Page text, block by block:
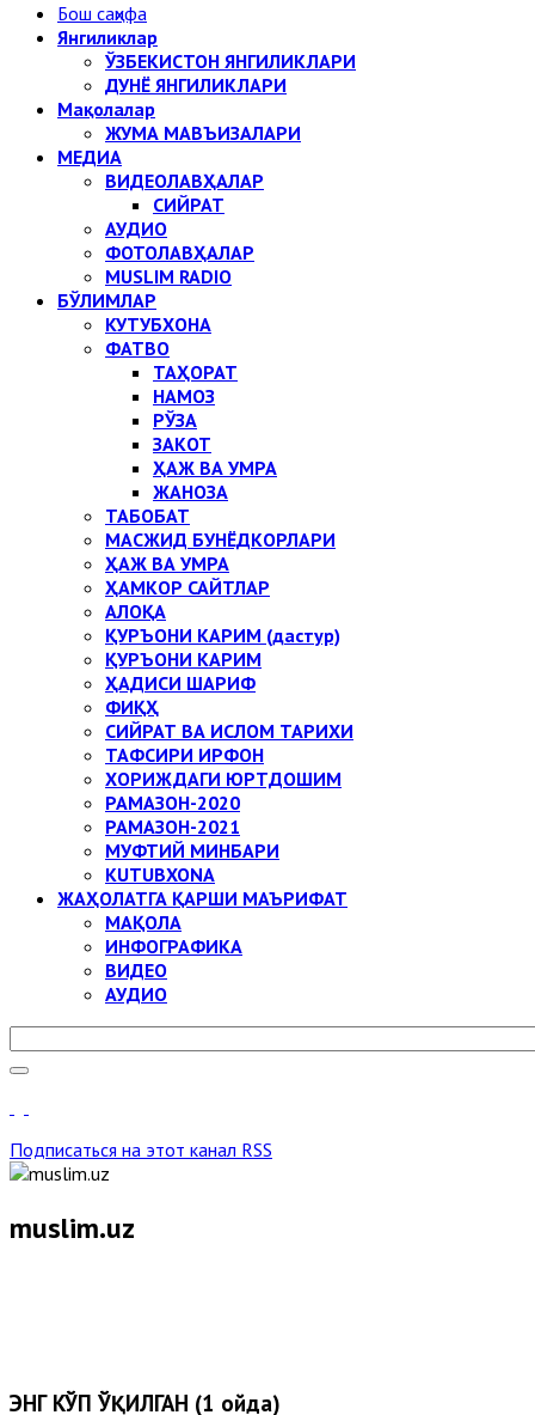
Бош саҳифа
Янгиликлар
ЎЗБЕКИСТОН ЯНГИЛИКЛАРИ
ДУНЁ ЯНГИЛИКЛАРИ
Мақолалар
ЖУМА МАВЪИЗАЛАРИ
МЕДИА
ВИДЕОЛАВҲАЛАР
СИЙРАТ
АУДИО
ФОТОЛАВҲАЛАР
MUSLIM RADIO
БЎЛИМЛАР
КУТУБХОНА
ФАТВО
ТАҲОРАТ
НАМОЗ
РЎЗА
ЗАКОТ
ҲАЖ ВА УМРА
ЖАНОЗА
ТАБОБАТ
МАСЖИД БУНЁДКОРЛАРИ
ҲАЖ ВА УМРА
ҲАМКОР САЙТЛАР
АЛОҚА
ҚУРЪОНИ КАРИМ (дастур)
ҚУРЪОНИ КАРИМ
ҲАДИСИ ШАРИФ
ФИҚҲ
СИЙРАТ ВА ИСЛОМ ТАРИХИ
ТАФСИРИ ИРФОН
ХОРИЖДАГИ ЮРТДОШИМ
РАМАЗОН-2020
РАМАЗОН-2021
МУФТИЙ МИНБАРИ
KUTUBXONA
ЖАҲОЛАТГА ҚАРШИ МАЪРИФАТ
МАҚОЛА
ИНФОГРАФИКА
ВИДЕО
АУДИО
Подписаться на этот канал RSS
muslim.uz
ЭНГ КЎП ЎҚИЛГАН (1 ойда)